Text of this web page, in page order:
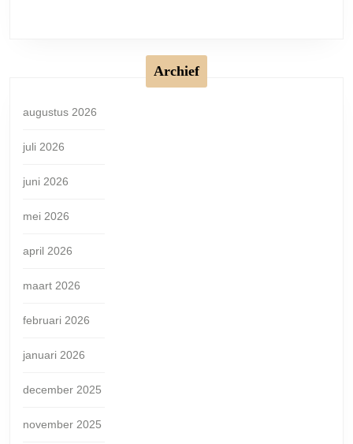
Archief
augustus 2026
juli 2026
juni 2026
mei 2026
april 2026
maart 2026
februari 2026
januari 2026
december 2025
november 2025